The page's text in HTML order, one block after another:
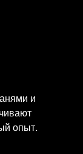
и
опыт.